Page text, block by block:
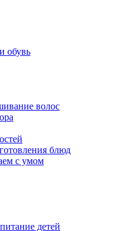
обувь
волос
блюд
с умом
детей